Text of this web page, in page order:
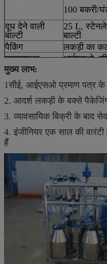
100 बकरी/
दूध देने वाली
बाल्टी
25 L,
बाल्टी
पैकिंग
लकड़ी का
प्रमाणपत्र
आईएसओ,
मुख्य लाभ:
1सीई, आईएसओ प्रमाण पत्र के
2. आदर्श लकड़ी के बक्से
3. व्यावसायिक बिक्री के बाद
4. इंजीनियर एक साल की
हैं